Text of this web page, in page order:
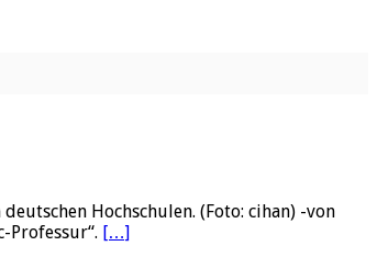
Hochschulen. (Foto: cihan) -von
Professur“. […]